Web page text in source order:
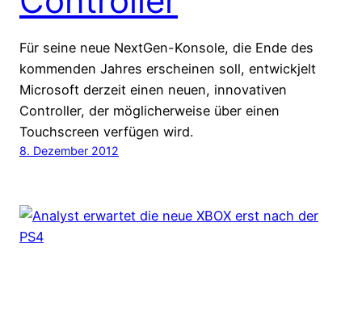
Für seine neue NextGen-Konsole, die Ende des
kommenden Jahres erscheinen soll, entwickjelt
Microsoft derzeit einen neuen, innovativen
Controller, der möglicherweise über einen
Touchscreen verfügen wird.
8. Dezember 2012